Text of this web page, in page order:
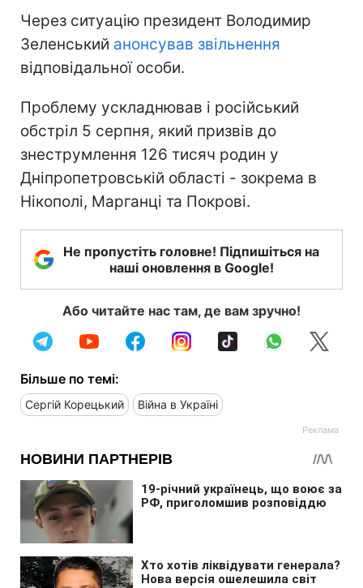
Через ситуацію президент Володимир
Зеленський анонсував звільнення
відповідальної особи.
Проблему ускладнював і російський
обстріл 5 серпня, який призвів до
знеструмлення 126 тисяч родин у
Дніпропетровській області - зокрема в
Нікополі, Марганці та Покрові.
Не пропустіть головне! Підпишіться на
наші оновлення в Google!
Або читайте нас там, де вам зручно!
Більше по темі:
Сергій Корецький Війна в Україні